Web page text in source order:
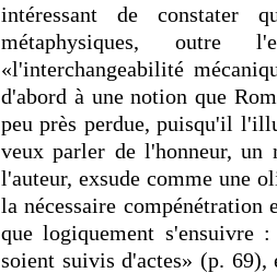
intéressant de constater
métaphysiques, outre
«l'interchangeabilité
d'abord à une notion que
peu près perdue, puisqu'il
veux parler de l'honneur, un
l'auteur, exsude comme une
la nécessaire
que logiquement s'ensuivre
soient suivis d'actes» (p. 69),